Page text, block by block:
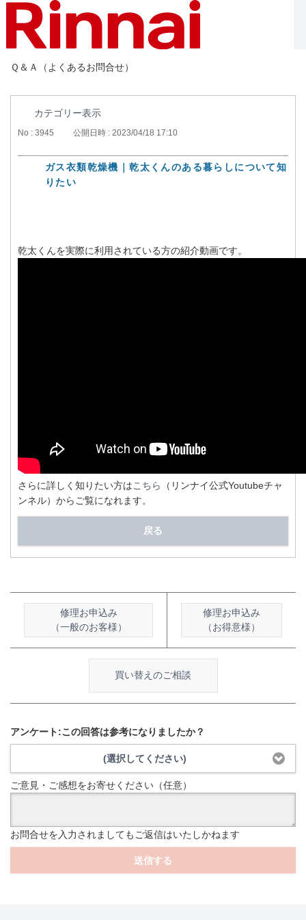
Ｑ＆Ａ（よくあるお問合せ）
カテゴリー表示
No : 3945 公開日時 : 2023/04/18 17:10
ガス衣類乾燥機｜乾太くんのある暮らしについて知
りたい
乾太くんを実際に利用されている方の紹介動画です。
さらに詳しく知りたい方はこちら
（リンナイ公式Youtubeチャ
ンネル）からご覧になれます。
戻る
修理お申込み
（一般のお客様）
修理お申込み
（お得意様）
買い替えのご相談
アンケート:この回答は参考になりましたか？
(選択してください)
ご意見・ご感想をお寄せください（任意）
お問合せを入力されましてもご返信はいたしかねます
送信する